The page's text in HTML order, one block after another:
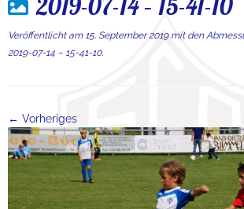
Inhalt
2019-07-14 – 15-41-10
Veröffentlicht am 15. September 2019mit den
2019-07-14 – 15-41-10.
← Vorheriges